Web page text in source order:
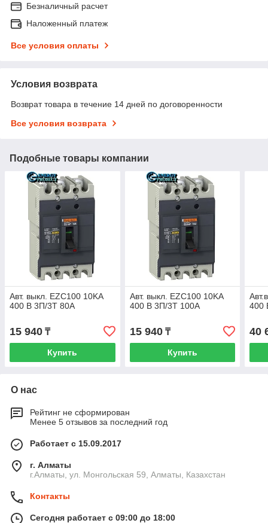
Безналичный расчет
Наложенный платеж
Все условия оплаты
Условия возврата
Возврат товара в течение 14 дней по договоренности
Все условия возврата
Подобные товары компании
Авт. выкл. EZC100 10KA
400 B 3П/3T 80А
15 940 ₸
Купить
Авт. выкл. EZC100 10KA
400 B 3П/3T 100А
15 940₸
Купить
400
40
О нас
Рейтинг не сформирован
Менее 5 отзывов за последний год
Работает с 15.09.2017
г. Алматы
г.Алматы, ул. Монгольская 59, Алматы, Казахстан
Контакты
Сегодня работает с 09:00 до 18:00